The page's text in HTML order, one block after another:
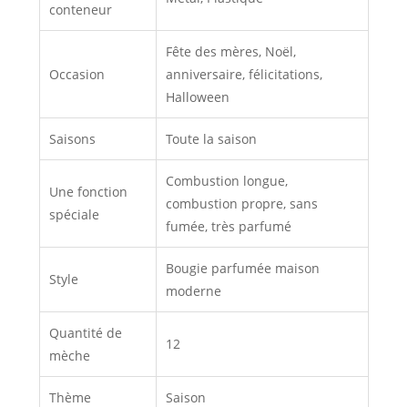
conteneur
Occasion
Fête des mères, Noël,
anniversaire, félicitations,
Halloween
Saisons Toute la saison
Une fonction
spéciale
Combustion longue,
combustion propre, sans
fumée, très parfumé
Style
Bougie parfumée maison
moderne
Quantité de
mèche
12
Thème Saison